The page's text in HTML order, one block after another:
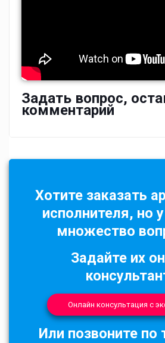
Задать вопрос,
комментарий
Хотите заказать
исполнителя, но
множество
Задайте их
Онлайн консультация с
Или позвоните по